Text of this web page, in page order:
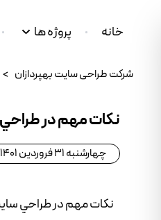
خانه پروژه ها
شرکت طراحی سایت بهپردازان >
نکات مهم در
چهارشنبه 31 فروردین 1401
نکات مهم در طراحي